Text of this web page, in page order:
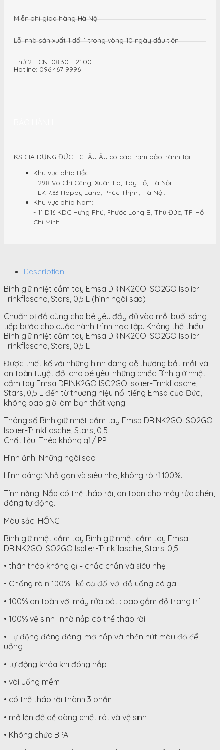
Miễn phí giao hàng Hà Nội
Lỗi nhà sản xuất 1 đổi 1 trong vòng 10 ngày đầu tiên
Thứ 2 - CN: 08:30 - 21:00
Hotline: 096 467 9996
KS GIA DỤNG ĐỨC - CHÂU ÂU có các trạm bảo hành tại:
Khu vực phía Bắc:
- 298 Võ Chí Công, Xuân La, Tây Hồ, Hà Nội.
- LK 7.63 Happy Land, Phúc Thịnh, Hà Nội.
Khu vực phía Nam:
- 11 D16 KDC Hưng Phú, Phước Long B, Thủ Đức, TP. Hồ
Chí Minh.
Description
Bình giữ nhiệt cầm tay Emsa DRINK2GO ISO2GO Isolier-
Trinkflasche, Stars, 0,5 L (hình ngôi sao)
Chuẩn bị đồ dùng cho bé yêu đầy đủ vào mỗi buổi sáng,
tiếp bước cho cuộc hành trình học tập. Không thể thiếu
Bình giữ nhiệt cầm tay Emsa DRINK2GO ISO2GO Isolier-
Trinkflasche, Stars, 0,5 L
Được thiết kế với những hình dáng dễ thương bắt mắt và
an toàn tuyệt đối cho bé yêu, những chiếc Bình giữ nhiệt
cầm tay Emsa DRINK2GO ISO2GO Isolier-Trinkflasche,
Stars, 0,5 L đến từ thương hiệu nổi tiếng Emsa của Đức,
không bao giờ làm bạn thất vọng.
Thông số Bình giữ nhiệt cầm tay Emsa DRINK2GO ISO2GO
Isolier-Trinkflasche, Stars, 0,5 L:
Chất liệu: Thép không gỉ / PP
Hình ảnh: Những ngôi sao
Hình dáng: Nhỏ gọn và siêu nhẹ, không rò rỉ 100%.
Tính năng: Nắp có thể tháo rời, an toàn cho máy rửa chén,
đóng tự động.
Màu sắc: HỒNG
Bình giữ nhiệt cầm tay Bình giữ nhiệt cầm tay Emsa
DRINK2GO ISO2GO Isolier-Trinkflasche, Stars, 0,5 L:
• thân thép không gỉ – chắc chắn và siêu nhẹ
• Chống rò rỉ 100% : kể cả đối với đồ uống có ga
• 100% an toàn với máy rửa bát : bao gồm đồ trang trí
• 100% vệ sinh : nhờ nắp có thể tháo rời
• Tự động đóng đóng: mở nắp và nhấn nút màu đỏ để
uống
• tự động khóa khi đóng nắp
• vòi uống mềm
• có thể tháo rời thành 3 phần
• mở lớn để dễ dàng chiết rót và vệ sinh
• Không chứa BPA